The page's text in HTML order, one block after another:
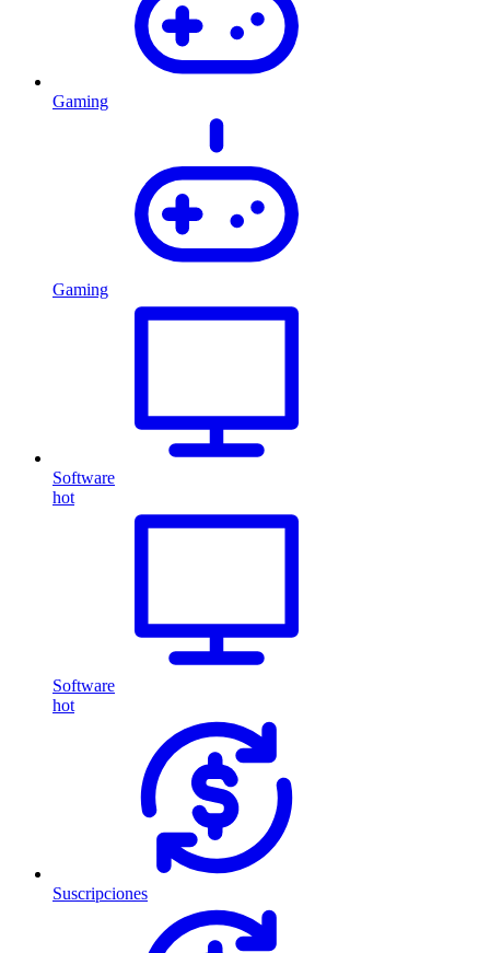
Gaming
Gaming
Software
hot
Software
hot
Suscripciones